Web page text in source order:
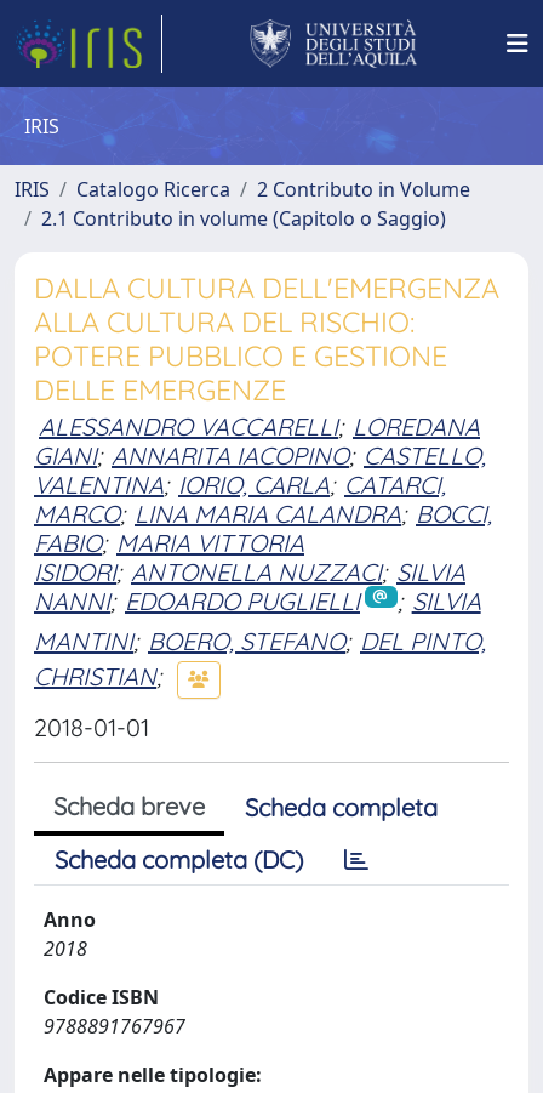
IRIS
IRIS Catalogo Ricerca
2 Contributo in Volume
2.1 Contributo in volume (Capitolo o Saggio)
DALLA CULTURA DELL'EMERGENZA
ALLA CULTURA DEL RISCHIO:
POTERE PUBBLICO E GESTIONE
DELLE EMERGENZE
ALESSANDRO VACCARELLI; LOREDANA
GIANI; ANNARITA IACOPINO; CASTELLO,
VALENTINA; IORIO, CARLA; CATARCI,
MARCO; LINA MARIA CALANDRA; BOCCI,
FABIO; MARIA VITTORIA
ISIDORI; ANTONELLA NUZZACI; SILVIA
NANNI; EDOARDO PUGLIELLI ; SILVIA
MANTINI; BOERO, STEFANO; DEL PINTO,
CHRISTIAN;
2018-01-01
Scheda breve
Scheda completa
Scheda completa (DC)
Anno
2018
Codice ISBN
9788891767967
Appare nelle tipologie: